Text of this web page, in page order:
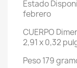
Estado
febrero
CUERPO
2,91 x 0,32
Peso179